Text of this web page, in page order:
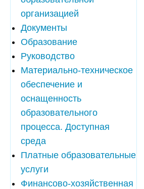
организацией
Документы
Образование
Руководство
Материально-техническое
обеспечение и
оснащенность
образовательного
процесса. Доступная
среда
Платные образовательные
услуги
Финансово-хозяйственная